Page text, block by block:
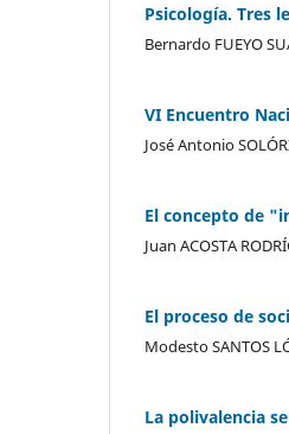
Psicología. Tres
Bernardo FUEYO
VI Encuentro
José Antonio
El concepto de
Juan ACOSTA
El proceso de
Modesto SANTOS
La polivalencia